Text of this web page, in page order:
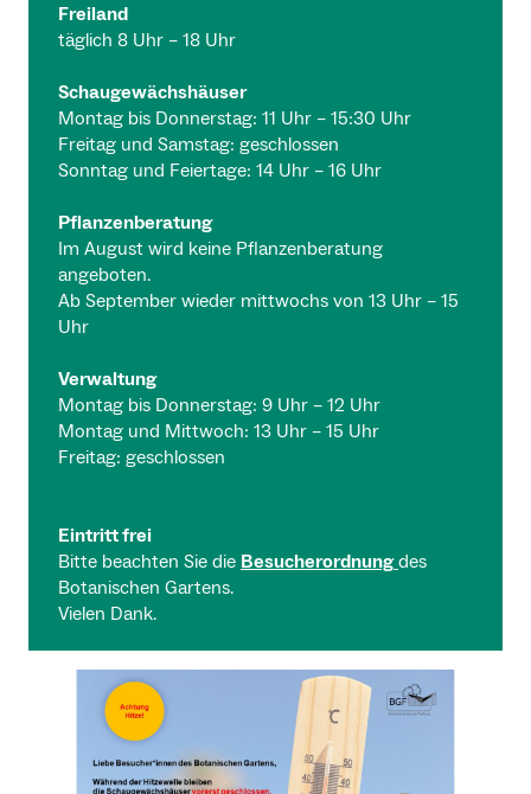
Freiland
täglich 8 Uhr – 18 Uhr
Schaugewächshäuser
Montag bis Donnerstag: 11 Uhr – 15:30 Uhr
Freitag und Samstag: geschlossen
Sonntag und Feiertage: 14 Uhr – 16 Uhr
Pflanzenberatung
Im August wird keine Pflanzenberatung
angeboten.
Ab September wieder mittwochs von 13 Uhr – 15
Uhr
Verwaltung
Montag bis Donnerstag: 9 Uhr – 12 Uhr
Montag und Mittwoch: 13 Uhr – 15 Uhr
Freitag: geschlossen
Eintritt frei
Bitte beachten Sie die Besucherordnung des
Botanischen Gartens.
Vielen Dank.